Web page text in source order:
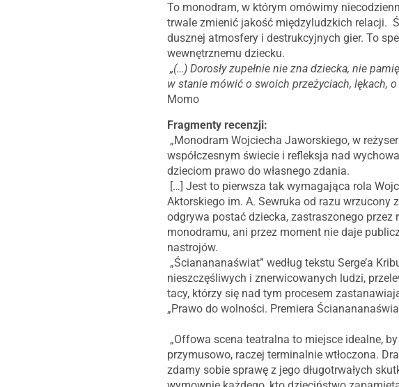
To monodram, w którym omówimy
trwale zmienić jakość międzyludzkich relacji.
dusznej atmosfery i destrukcyjnych gier. To
wewnętrznemu dziecku.
„(…) Dorosły zupełnie nie zna dziecka, nie
w stanie mówić o swoich przeżyciach, lękach,
Momo
Fragmenty recenzji:
„Monodram Wojciecha Jaworskiego, w
współczesnym świecie i refleksja nad
dzieciom prawo do własnego zdania.
[…] Jest to pierwsza tak wymagająca rola
Aktorskiego im. A. Sewruka od razu wrzucony
odgrywa postać dziecka, zastraszonego przez
monodramu, ani przez moment nie daje
nastrojów.
„Ścianananaświat” według tekstu Serge’a
nieszczęśliwych i znerwicowanych ludzi,
tacy, którzy się nad tym procesem
„Prawo do wolności. Premiera
„Offowa scena teatralna to miejsce idealne,
przymusowo, raczej terminalnie wtłoczona.
zdamy sobie sprawę z jego długotrwałych